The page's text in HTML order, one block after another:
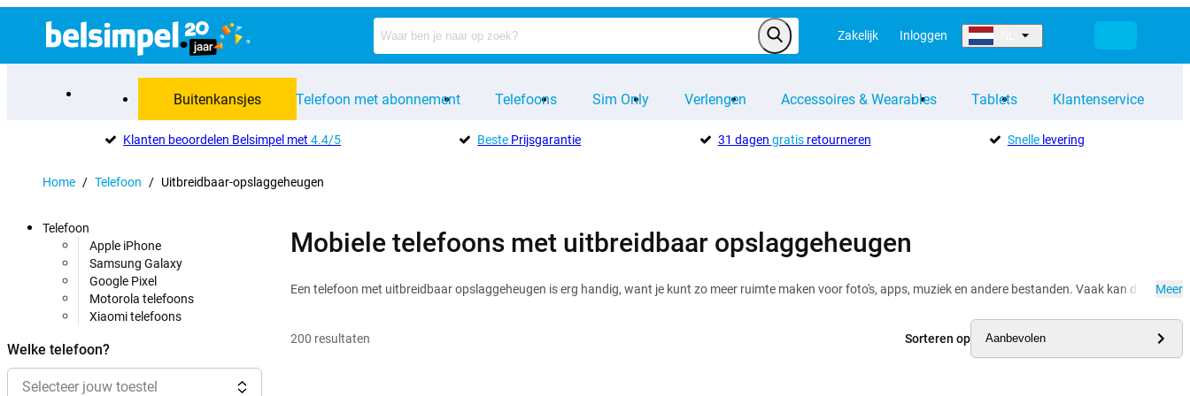
Zakelijk Inloggen
Buitenkansjes Telefoon met abonnement Telefoons Sim Only Verlengen Accessoires & Wearables Tablets Klantenservice
Klanten beoordelen Belsimpel met4.4/5 Beste Prijsgarantie 31 dagen gratisretourneren Snellelevering
Home / Telefoon / Uitbreidbaar-opslaggeheugen
Telefoon
Apple iPhone
Samsung Galaxy
Google Pixel
Motorola telefoons
Xiaomi telefoons
Welke telefoon?
Selecteer jouw toestel
Mobiele telefoons met uitbreidbaar opslaggeheugen
Een telefoon met uitbreidbaar opslaggeheugen is erg handig, want je kunt zo meer ruimte maken voor foto's, apps, muziek en andere bestanden. Vaak kan dit Meer
200 resultaten Sorteren op Aanbevolen